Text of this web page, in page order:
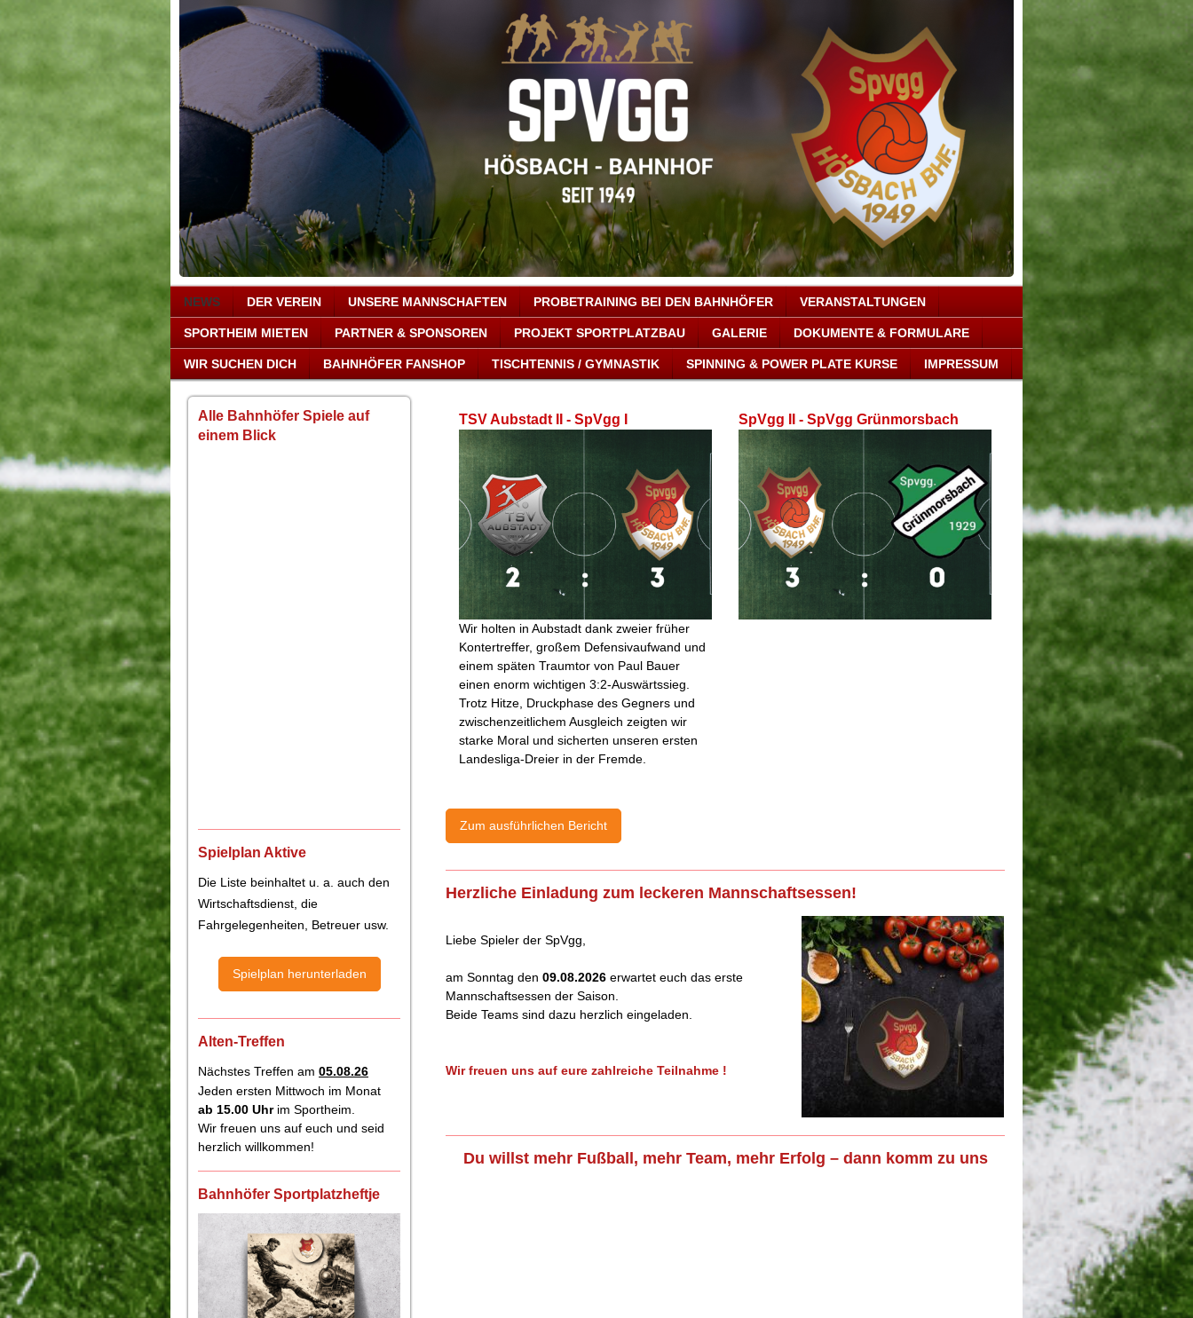
NEWS DER VEREIN UNSERE MANNSCHAFTEN PROBETRAINING BEI DEN BAHNHÖFER VERANSTALTUNGEN
SPORTHEIM MIETEN PARTNER & SPONSOREN PROJEKT SPORTPLATZBAU GALERIE DOKUMENTE & FORMULARE
WIR SUCHEN DICH BAHNHÖFER FANSHOP TISCHTENNIS / GYMNASTIK SPINNING & POWER PLATE KURSE IMPRESSUM
Alle Bahnhöfer Spiele auf
einem Blick
Spielplan Aktive
Die Liste beinhaltet u. a. auch den
Wirtschaftsdienst, die
Fahrgelegenheiten, Betreuer usw.
Spielplan herunterladen
Alten-Treffen
Nächstes Treffen am 05.08.26
Jeden ersten Mittwoch im Monat
ab 15.00 Uhrim Sportheim.
Wir freuen uns auf euch und seid
herzlich willkommen!
Bahnhöfer Sportplatzheftje
TSV Aubstadt II - SpVgg I
Wir holten in Aubstadt dank zweier früher
Kontertreffer, großem Defensivaufwand und
einem späten Traumtor von Paul Bauer
einen enorm wichtigen 3:2‑Auswärtssieg.
Trotz Hitze, Druckphase des Gegners und
zwischenzeitlichem Ausgleich zeigten wir
starke Moral und sicherten unseren ersten
Landesliga‑Dreier in der Fremde.
SpVgg II - SpVgg Grünmorsbach
Zum ausführlichen Bericht
Herzliche Einladung zum leckeren Mannschaftsessen!
Liebe Spieler der SpVgg,
am Sonntag den 09.08.2026 erwartet euch das erste
Mannschaftsessen der Saison.
Beide Teams sind dazu herzlich eingeladen.
Wir freuen uns auf eure zahlreiche Teilnahme !
Du willst mehr Fußball, mehr Team, mehr Erfolg – dann komm zu uns